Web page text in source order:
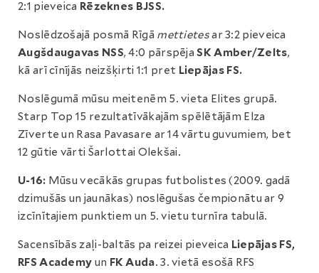
2:1 pieveica Rēzeknes BJSS.
Noslēdzošajā posmā Rīgā mettietesar 3:2 pieveica
Augšdaugavas NSS, 4:0 pārspējaSK Amber/Zelts,
kā arī cīnījās neizšķirti 1:1 pret Liepājas FS.
Noslēgumā mūsu meitenēm 5. vieta Elites grupā.
Starp Top 15 rezultatīvākajām spēlētājām Elza
Zīverte un Rasa Pavasare ar 14 vārtu guvumiem, bet
12 gūtie vārti Šarlottai Olekšai.
U-16: Mūsu vecākās grupas futbolistes (2009. gadā
dzimušās un jaunākas) noslēgušas čempionātu ar 9
izcīnītajiem punktiem un 5. vietu turnīra tabulā.
Sacensībās zaļi-baltās pa reizei pieveica Liepājas FS,
RFS Academy un FK Auda. 3. vietā esošā RFS